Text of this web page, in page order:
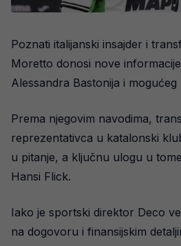
Poznati italijanski insajder i
Moretto donosi nove
Alessandra Bastonija i
Prema njegovim navodima,
reprezentativca u katalonski
u pitanje, a ključnu ulogu u
Hansi Flick.
Iako je sportski direktor Deco
na dogovoru i finansijskim